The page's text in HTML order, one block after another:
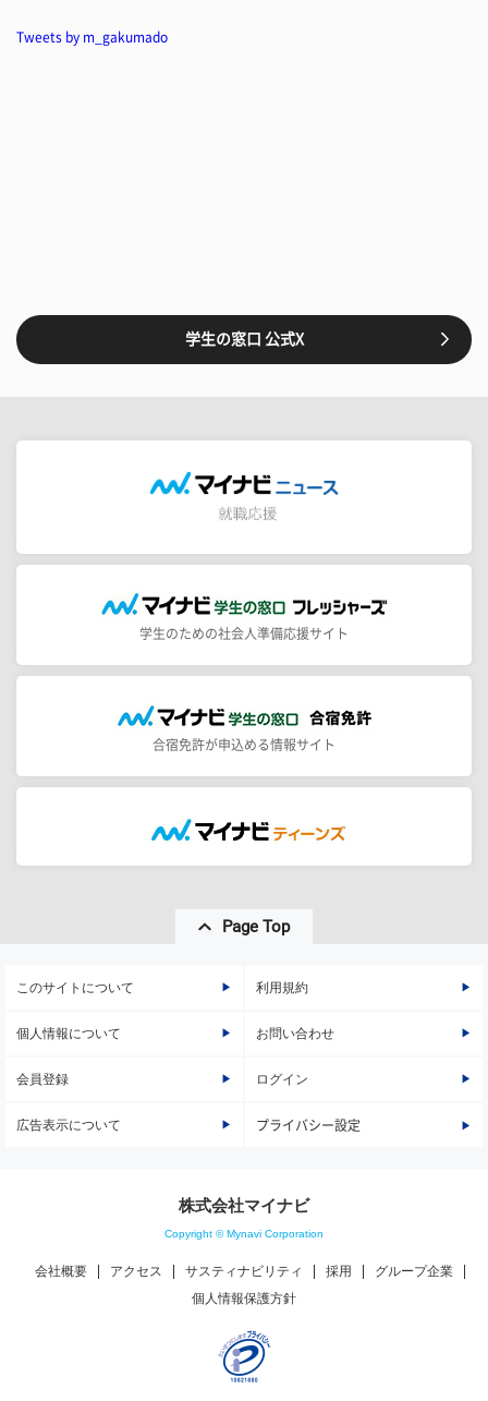
Tweets by m_gakumado
学生の窓口 公式X
学生のための社会人準備応援サイト
合宿免許が申込める情報サイト
Page Top
このサイトについて 利用規約
個人情報について お問い合わせ
会員登録 ログイン
広告表示について プライバシー設定
株式会社マイナビ
Copyright © Mynavi Corporation
会社概要 アクセス サスティナビリティ 採用
グループ企業
個人情報保護方針